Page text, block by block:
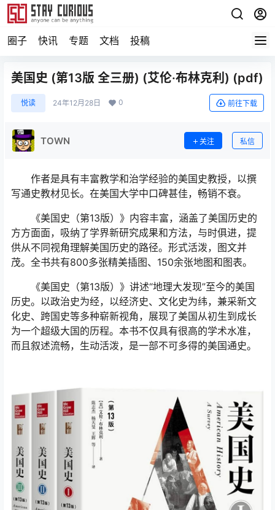
圈子 快讯 专题 文档 投稿
美国史 (第13版 全三册) (艾伦·布林克利) (pdf)
悦读 24年12月28日 0 前往下载
TOWN 关注 私信
作者是具有丰富教学和治学经验的美国史教授，以撰
写通史教材见长。在美国大学中口碑甚佳，畅销不衰。
《美国史（第13版）》内容丰富，涵盖了美国历史的
方方面面，吸纳了学界新研究成果和方法，与时俱进，提
供从不同视角理解美国历史的路径。形式活泼，图文并
茂。全书共有800多张精美插图、150余张地图和图表。
《美国史（第13版）》讲述“地理大发现”至今的美国
历史。以政治史为经，以经济史、文化史为纬，兼采新文
化史、跨国史等多种崭新视角，展现了美国从初生到成长
为一个超级大国的历程。本书不仅具有很高的学术水准，
而且叙述流畅，生动活泼，是一部不可多得的美国通史。